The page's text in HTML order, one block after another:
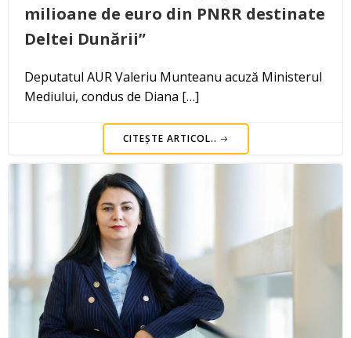
milioane de euro din PNRR destinate
Deltei Dunării”
Deputatul AUR Valeriu Munteanu acuză Ministerul
Mediului, condus de Diana […]
CITEȘTE ARTICOL..